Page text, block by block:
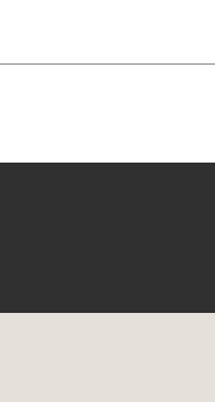
pobierz